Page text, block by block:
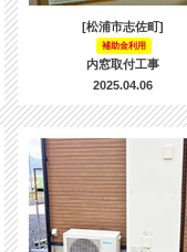
[松浦市志佐町]
補助金利用
内窓取付工事
2025.04.06